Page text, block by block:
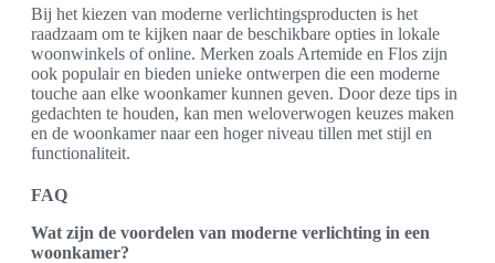
Bij het kiezen van moderne verlichtingsproducten is het
raadzaam om te kijken naar de beschikbare opties in lokale
woonwinkels of online. Merken zoals Artemide en Flos zijn
ook populair en bieden unieke ontwerpen die een moderne
touche aan elke woonkamer kunnen geven. Door deze tips in
gedachten te houden, kan men weloverwogen keuzes maken
en de woonkamer naar een hoger niveau tillen met stijl en
functionaliteit.
FAQ
Wat zijn de voordelen van moderne verlichting in een
woonkamer?